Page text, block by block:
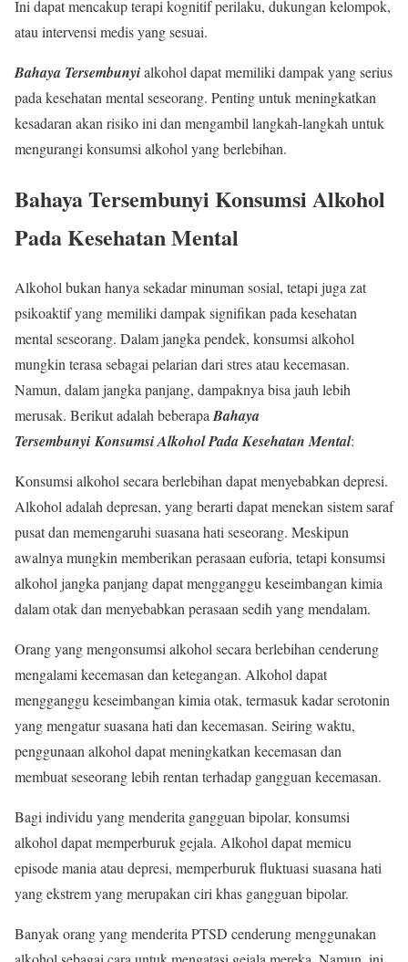
Ini dapat mencakup terapi kognitif perilaku, dukungan kelompok,
atau intervensi medis yang sesuai.
Bahaya Tersembunyialkohol dapat memiliki dampak yang serius
pada kesehatan mental seseorang. Penting untuk meningkatkan
kesadaran akan risiko ini dan mengambil langkah-langkah untuk
mengurangi konsumsi alkohol yang berlebihan.
Bahaya Tersembunyi Konsumsi Alkohol
Pada Kesehatan Mental
Alkohol bukan hanya sekadar minuman sosial, tetapi juga zat
psikoaktif yang memiliki dampak signifikan pada kesehatan
mental seseorang. Dalam jangka pendek, konsumsi alkohol
mungkin terasa sebagai pelarian dari stres atau kecemasan.
Namun, dalam jangka panjang, dampaknya bisa jauh lebih
merusak. Berikut adalah beberapa Bahaya
TersembunyiKonsumsi Alkohol Pada Kesehatan Mental:
Konsumsi alkohol secara berlebihan dapat menyebabkan depresi.
Alkohol adalah depresan, yang berarti dapat menekan sistem saraf
pusat dan memengaruhi suasana hati seseorang. Meskipun
awalnya mungkin memberikan perasaan euforia, tetapi konsumsi
alkohol jangka panjang dapat mengganggu keseimbangan kimia
dalam otak dan menyebabkan perasaan sedih yang mendalam.
Orang yang mengonsumsi alkohol secara berlebihan cenderung
mengalami kecemasan dan ketegangan. Alkohol dapat
mengganggu keseimbangan kimia otak, termasuk kadar serotonin
yang mengatur suasana hati dan kecemasan. Seiring waktu,
penggunaan alkohol dapat meningkatkan kecemasan dan
membuat seseorang lebih rentan terhadap gangguan kecemasan.
Bagi individu yang menderita gangguan bipolar, konsumsi
alkohol dapat memperburuk gejala. Alkohol dapat memicu
episode mania atau depresi, memperburuk fluktuasi suasana hati
yang ekstrem yang merupakan ciri khas gangguan bipolar.
Banyak orang yang menderita PTSD cenderung menggunakan